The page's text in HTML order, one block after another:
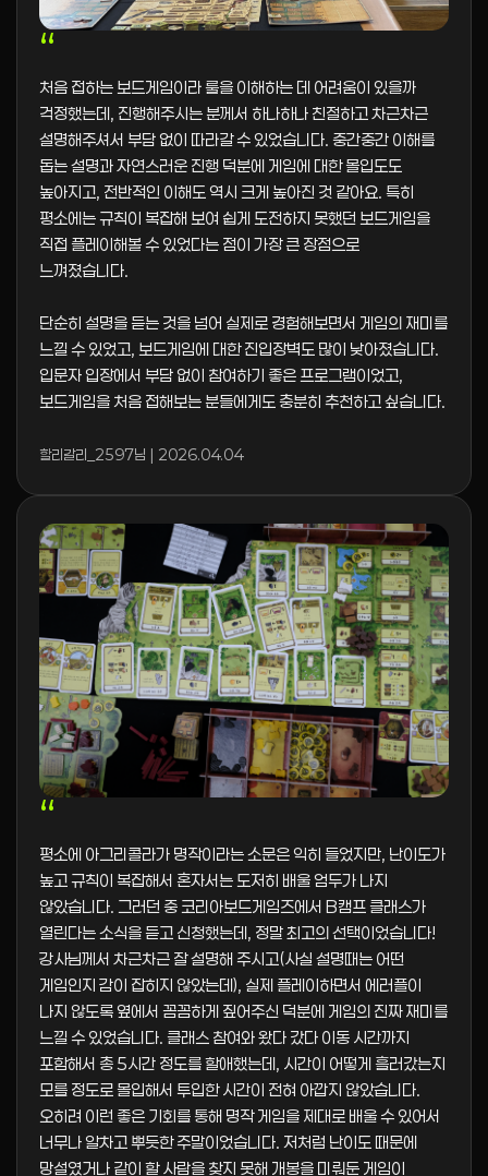
“
처음 접하는 보드게임이라 룰을 이해하는 데 어려움이 있을까
걱정했는데, 진행해주시는 분께서 하나하나 친절하고 차근차근
설명해주셔서 부담 없이 따라갈 수 있었습니다. 중간중간 이해를
돕는 설명과 자연스러운 진행 덕분에 게임에 대한 몰입도도
높아지고, 전반적인 이해도 역시 크게 높아진 것 같아요. 특히
평소에는 규칙이 복잡해 보여 쉽게 도전하지 못했던 보드게임을
직접 플레이해볼 수 있었다는 점이 가장 큰 장점으로
느껴졌습니다.
단순히 설명을 듣는 것을 넘어 실제로 경험해보면서 게임의 재미를
느낄 수 있었고, 보드게임에 대한 진입장벽도 많이 낮아졌습니다.
입문자 입장에서 부담 없이 참여하기 좋은 프로그램이었고,
보드게임을 처음 접해보는 분들에게도 충분히 추천하고 싶습니다.
할리갈리_2597님 | 2026.04.04
“
평소에 아그리콜라가 명작이라는 소문은 익히 들었지만, 난이도가
높고 규칙이 복잡해서 혼자서는 도저히 배울 엄두가 나지
않았습니다. 그러던 중 코리아보드게임즈에서 B캠프 클래스가
열린다는 소식을 듣고 신청했는데, 정말 최고의 선택이었습니다!
강사님께서 차근차근 잘 설명해 주시고(사실 설명때는 어떤
게임인지 감이 잡히지 않았는데), 실제 플레이하면서 에러플이
나지 않도록 옆에서 꼼꼼하게 짚어주신 덕분에 게임의 진짜 재미를
느낄 수 있었습니다. 클래스 참여와 왔다 갔다 이동 시간까지
포함해서 총 5시간 정도를 할애했는데, 시간이 어떻게 흘러갔는지
모를 정도로 몰입해서 투입한 시간이 전혀 아깝지 않았습니다.
오히려 이런 좋은 기회를 통해 명작 게임을 제대로 배울 수 있어서
너무나 알차고 뿌듯한 주말이었습니다. 저처럼 난이도 때문에
망설였거나 같이 할 사람을 찾지 못해 개봉을 미뤄둔 게임이